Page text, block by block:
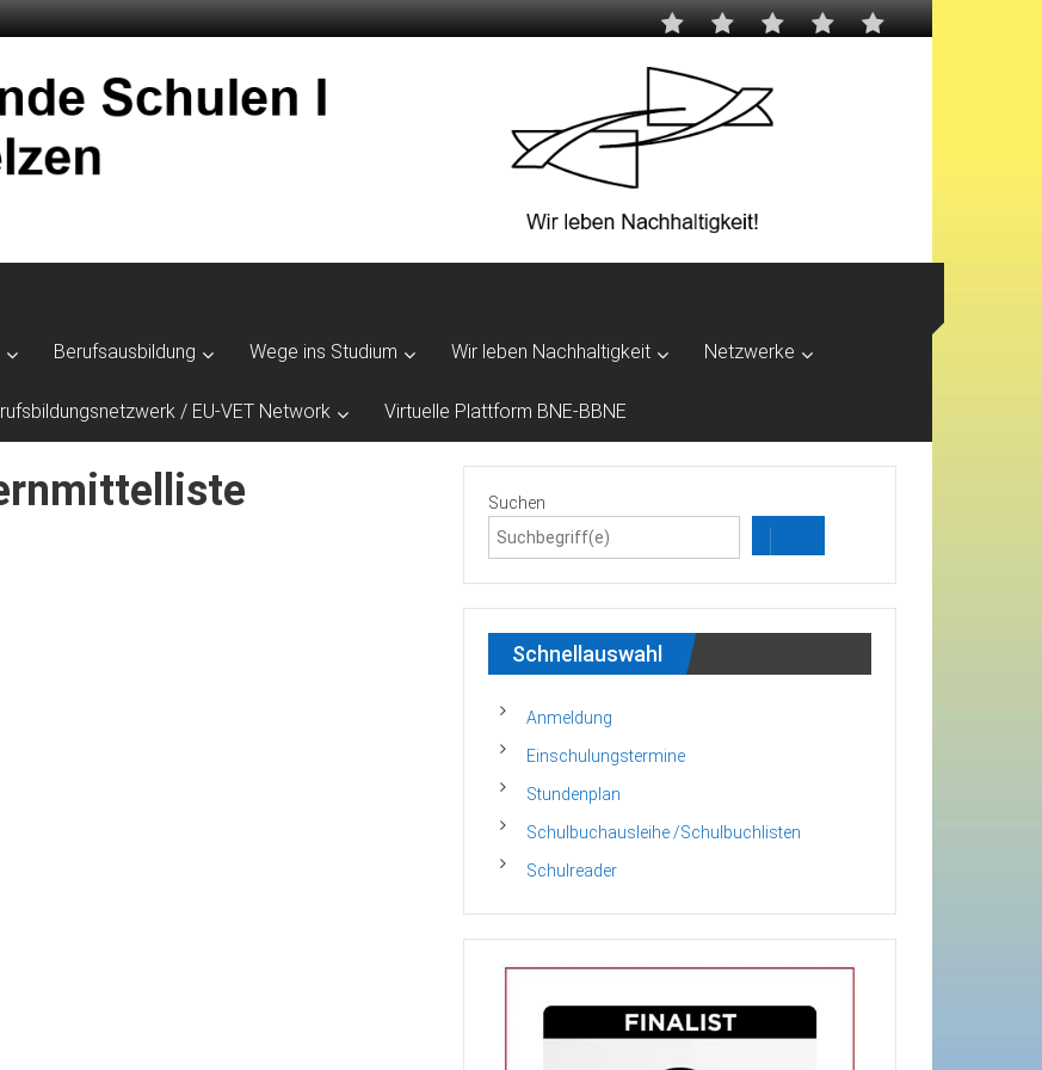
Berufsausbildung Wege ins Studium Wir leben Nachhaltigkeit Netzwerke
/ EU-VET Network Virtuelle Plattform BNE-BBNE
Suchen
Schnellauswahl
Anmeldung
Einschulungstermine
Stundenplan
Schulbuchausleihe /Schulbuchlisten
Schulreader